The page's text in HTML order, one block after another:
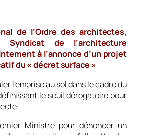
de l’Ordre des architectes,
Syndicat de l’architecture
à l’annonce d’un projet
du « décret surface »
l’emprise au sol dans le cadre du
le seuil dérogatoire pour
Ministre pour dénoncer un